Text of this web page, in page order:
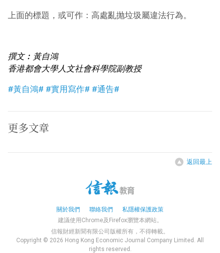
上面的標題，或可作：高處亂抛垃圾屬違法行為。
撰文︰黃自鴻
香港都會大學人文社會科學院副教授
#黃自鴻# #實用寫作# #通告#
更多文章
返回最上
關於我們 聯絡我們
私隱權保護政策
建議使用Chrome及Firefox瀏覽本網站。
信報財經新聞有限公司版權所有，不得轉載。
Copyright © 2026 Hong Kong Economic Journal Company Limited. All
rights reserved.